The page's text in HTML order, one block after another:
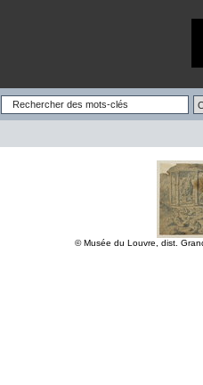
© Musée du Louvre, dist.